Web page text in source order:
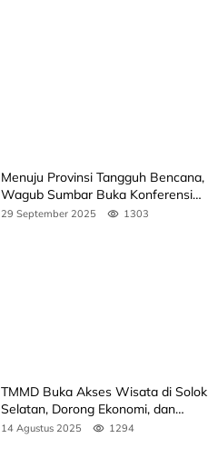
Menuju Provinsi Tangguh Bencana,
Wagub Sumbar Buka Konferensi
3rd ICDMM 2025 di Unand
29 September 2025 1303
TMMD Buka Akses Wisata di Solok
Selatan, Dorong Ekonomi, dan
Perkuat Peran Masyarakat
14 Agustus 2025 1294